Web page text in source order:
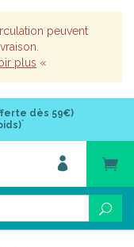
peuvent
plus «
dès 59€)
*